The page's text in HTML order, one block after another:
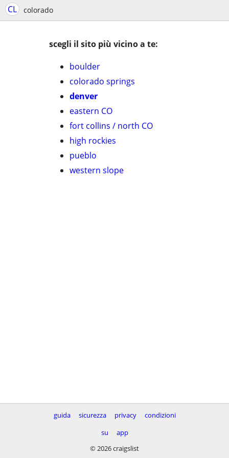
CL colorado
scegli il sito più vicino a te:
boulder
colorado springs
denver
eastern CO
fort collins / north CO
high rockies
pueblo
western slope
guida sicurezza privacy
condizioni
su
app
© 2026 craigslist